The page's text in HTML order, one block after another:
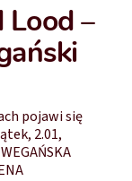
Lood –
pojawi się
2.01,